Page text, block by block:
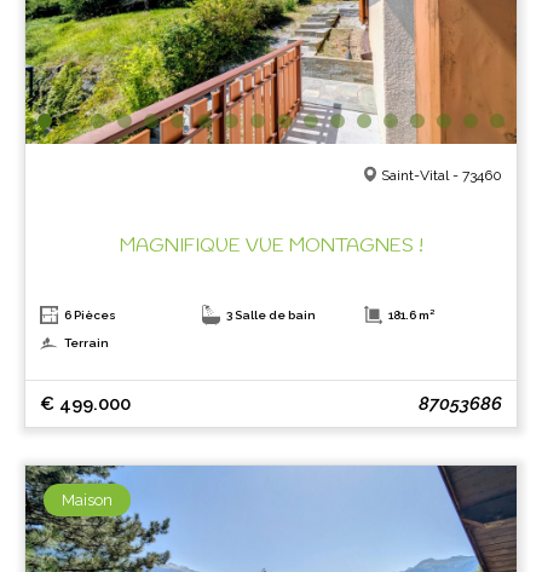
Saint-Vital - 73460
MAGNIFIQUE VUE MONTAGNES !
6 Pièces 3 Salle de bain 181.6 m²
Terrain
€ 499.000 87053686
Maison